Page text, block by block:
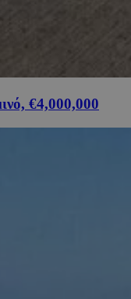
€4,000,000